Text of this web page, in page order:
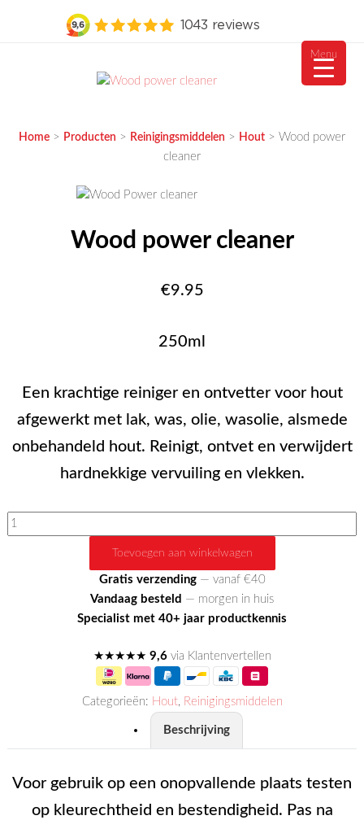
inhoudHome > Producten > Reinigingsmiddelen > Hout > Wood power
cleaner
Wood power cleaner
€9.95
250ml
Een krachtige reiniger en ontvetter voor hout
afgewerkt met lak, was, olie, wasolie, alsmede
onbehandeld hout. Reinigt, ontvet en verwijdert
hardnekkige vervuiling en vlekken.
Wood
power
Toevoegen aan winkelwagen
Gratis verzending— vanaf €40
Vandaag besteld — morgen in huis
Specialist met 40+ jaar productkennis
★★★★★ 9,6via Klantenvertellen
Categorieën: Hout, Reinigingsmiddelen
Beschrijving
Voor gebruik op een onopvallende plaats testen
op kleurechtheid en bestendigheid. Pas na
Menu